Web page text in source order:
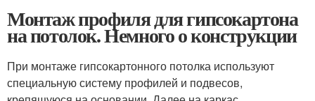
Монтаж профиля для гипсокартона
на потолок. Немного о конструкции
При монтаже гипсокартонного потолка используют
специальную систему профилей и подвесов,